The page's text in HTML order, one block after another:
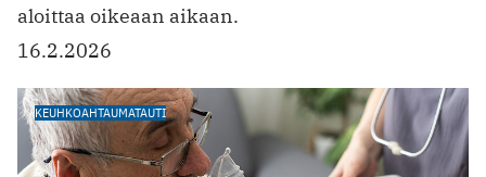
aloittaa oikeaan aikaan.
16.2.2026
KEUHKOAHTAUMATAUTI